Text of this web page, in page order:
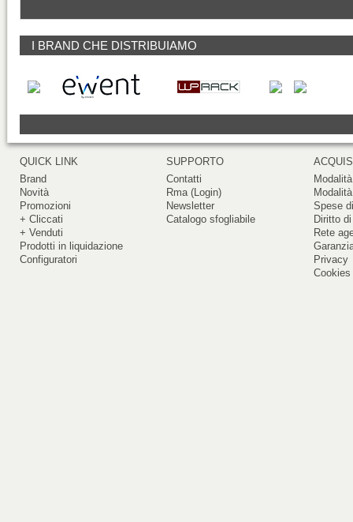
I BRAND CHE DISTRIBUIAMO
QUICK LINK
Brand
Novità
Promozioni
+ Cliccati
+ Venduti
Prodotti in liquidazione
Configuratori
SUPPORTO
Contatti
Rma (Login)
Newsletter
Catalogo sfogliabile
Spese
Diritto
Rete
Privacy